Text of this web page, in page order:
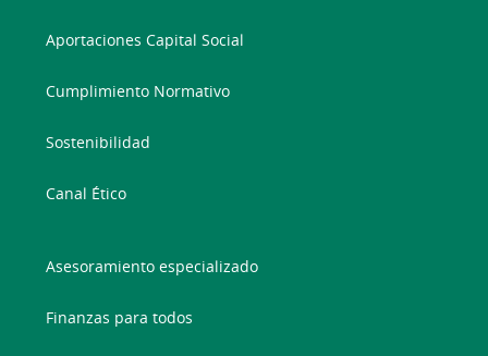
Aportaciones Capital Social
Cumplimiento Normativo
Sostenibilidad
Canal Ético
Asesoramiento especializado
Finanzas para todos